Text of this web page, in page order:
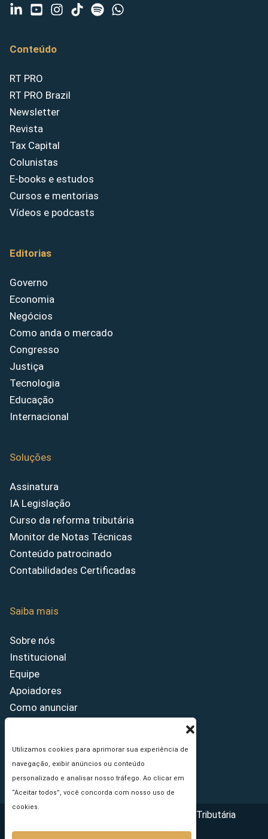
Utilizamos cookies para aprimorar sua experiência de
navegação, exibir anúncios ou conteúdo
personalizado e analisar nosso tráfego. Ao clicar em
“Aceitar todos”, você concorda com nosso uso de
cookies.
Conteúdo
RT PRO
RT PRO Brazil
Newsletter
Revista
Tax Capital
Colunistas
E-books e estudos
Cursos e mentorias
Vídeos e podcasts
Editorias
Governo
Economia
Negócios
Como anda o mercado
Congresso
Justiça
Tecnologia
Educação
Internacional
Soluções
Assinatura
IA Legislação
Curso da reforma tributária
Monitor de Notas Técnicas
Conteúdo patrocinado
Contabilidades Certificadas
Saiba mais
Sobre nós
Institucional
Equipe
Apoiadores
Como anunciar
Princípios Editoriais
Copyright © 2026 - Portal da Reforma Tributária